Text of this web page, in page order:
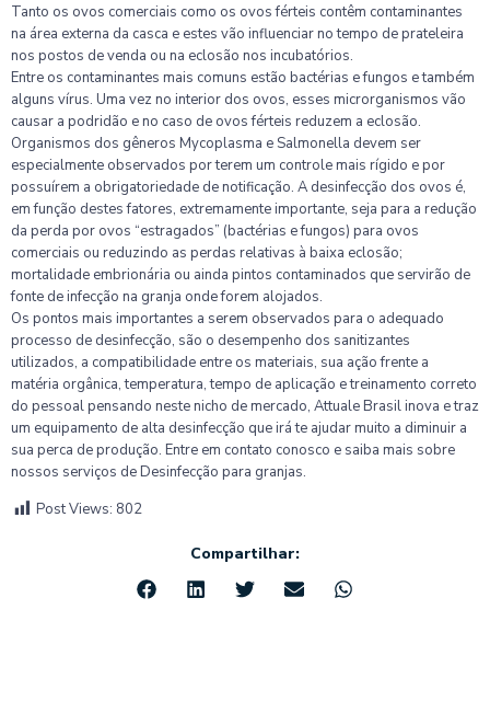
Tanto os ovos comerciais como os ovos férteis contêm contaminantes
na área externa da casca e estes vão influenciar no tempo de prateleira
nos postos de venda ou na eclosão nos incubatórios.
Entre os contaminantes mais comuns estão bactérias e fungos e também
alguns vírus. Uma vez no interior dos ovos, esses microrganismos vão
causar a podridão e no caso de ovos férteis reduzem a eclosão.
Organismos dos gêneros Mycoplasma e Salmonella devem ser
especialmente observados por terem um controle mais rígido e por
possuírem a obrigatoriedade de notificação. A desinfecção dos ovos é,
em função destes fatores, extremamente importante, seja para a redução
da perda por ovos “estragados” (bactérias e fungos) para ovos
comerciais ou reduzindo as perdas relativas à baixa eclosão;
mortalidade embrionária ou ainda pintos contaminados que servirão de
fonte de infecção na granja onde forem alojados.
Os pontos mais importantes a serem observados para o adequado
processo de desinfecção, são o desempenho dos sanitizantes
utilizados, a compatibilidade entre os materiais, sua ação frente a
matéria orgânica, temperatura, tempo de aplicação e treinamento correto
do pessoal pensando neste nicho de mercado, Attuale Brasil inova e traz
um equipamento de alta desinfecção que irá te ajudar muito a diminuir a
sua perca de produção. Entre em contato conosco e saiba mais sobre
nossos serviços de Desinfecção para granjas.
Post Views: 802
Compartilhar: